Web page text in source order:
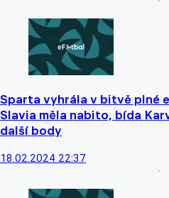
Sparta vyhrála v bitvě plné
Slavia měla nabito, bída
další body
18.02.2024 22:37